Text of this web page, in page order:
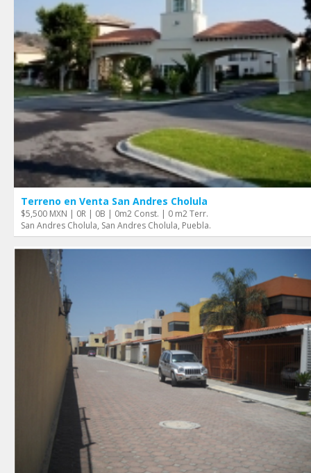
Terreno en Venta San Andres Cholula
$5,500 MXN | 0R | 0B | 0m2 Const. | 0 m2 Terr.
San Andres Cholula, San Andres Cholula, Puebla.